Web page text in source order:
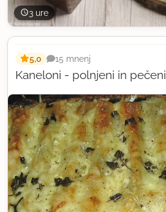
3 ure
Kaneloni - polnjeni in pečeni
5,0 15 mnenj